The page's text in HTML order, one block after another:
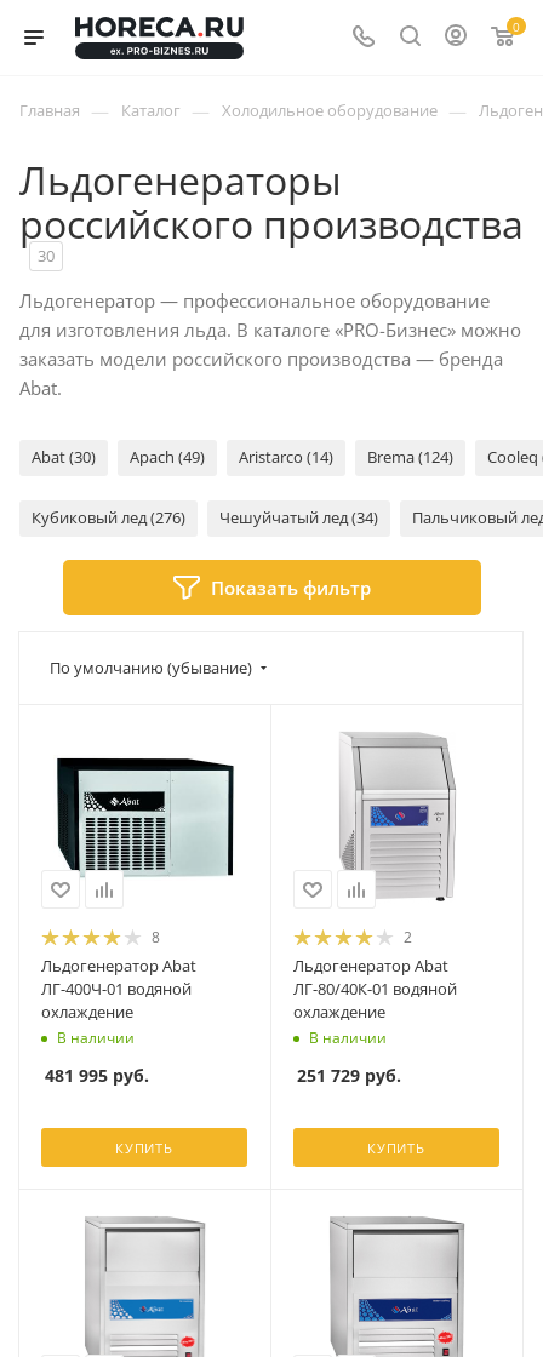
0
Главная — Каталог — Холодильное оборудование —
Льдогенераторы
российского производства
30
Льдогенератор ― профессиональное оборудование
для изготовления льда. В каталоге «PRO-Бизнес» можно
заказать модели российского производства ― бренда
Abat.
Abat (30) Apach (49) Aristarco (14) Brema (124) Cooleq
Кубиковый лед (276) Чешуйчатый лед (34) Пальчиковый
Показать фильтр
По умолчанию (убывание)
8
Льдогенератор Abat
ЛГ-400Ч-01 водяной
охлаждение
В наличии
481 995 руб.
КУПИТЬ
2
Льдогенератор Abat
ЛГ-80/40К-01 водяной
охлаждение
В наличии
251 729 руб.
КУПИТЬ